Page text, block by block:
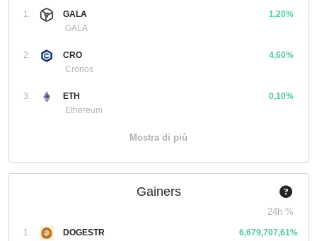
1.
GALA
GALA
1,20%
2.
CRO
Cronos
4,60%
3.
ETH
Ethereum
0,10%
Mostra di più
Gainers
24h %
1.
DOGESTR
6,679,707,61%